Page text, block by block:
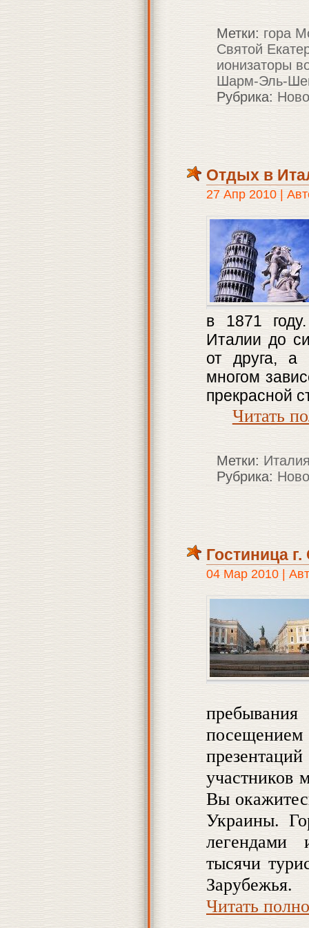
Метки: гора
Святой
ионизаторы
Шарм-Эль-
Рубрика:
Отдых в
27 Апр 2010 |
в 1871
Италии до
от друга, а
многом
прекрасной
Читать
Метки:
Рубрика:
Гостиница
04 Мар 2010 |
посещением
участников
Вы
Украины.
легендами
тысячи
Зарубежья.
Читать